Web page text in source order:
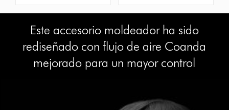
Este accesorio moldeador ha sido
rediseñado con flujo de aire Coanda
mejorado para un mayor control